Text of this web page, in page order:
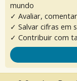
mundo
✓ Avaliar,
✓ Salvar cifras em
✓ Contribuir com